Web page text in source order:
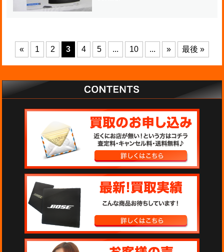
« 1 2 3 4 5 ... 10 ... » 最後 »